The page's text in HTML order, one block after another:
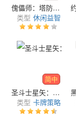
傀儡师：塔防对决（Puppet Master：Tower Defense）
类型 休闲益智
简中
圣斗士星矢：正义的传说（Saint Seiya: Legend of Justice）
类型 卡牌策略